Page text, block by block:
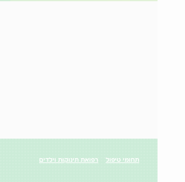
תחומי טיפול רפואת תינוקות וילדים